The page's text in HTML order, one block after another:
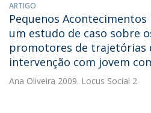
ARTIGO
Pequenos
um estudo de caso sobre
promotores de trajetórias
intervenção com jovem
Ana Oliveira 2009. Locus Social 2